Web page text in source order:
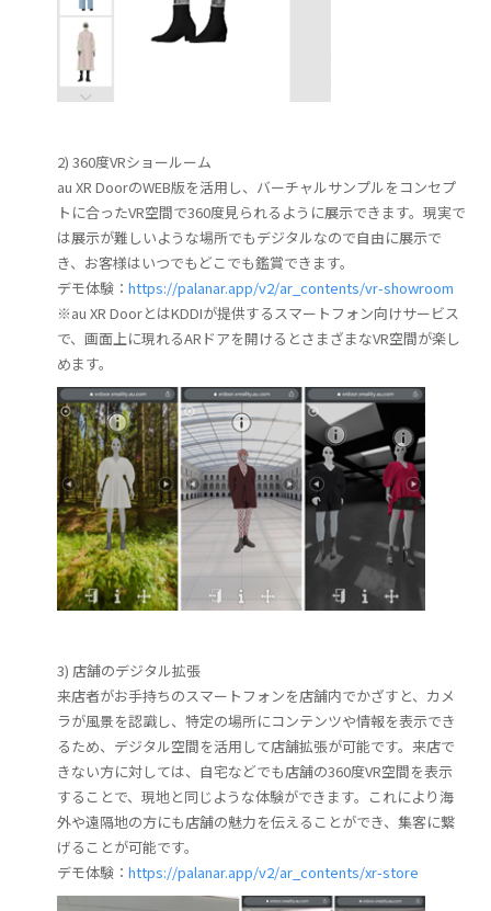
2) 360度VRショールーム
au XR DoorのWEB版を活用し、バーチャルサンプルをコンセプ
トに合ったVR空間で360度見られるように展示できます。現実で
は展示が難しいような場所でもデジタルなので自由に展示で
き、お客様はいつでもどこでも鑑賞できます。
デモ体験：https://palanar.app/v2/ar_contents/vr-showroom
※au XR DoorとはKDDIが提供するスマートフォン向けサービス
で、画面上に現れるARドアを開けるとさまざまなVR空間が楽し
めます。
3) 店舗のデジタル拡張
来店者がお手持ちのスマートフォンを店舗内でかざすと、カメ
ラが風景を認識し、特定の場所にコンテンツや情報を表示でき
るため、デジタル空間を活用して店舗拡張が可能です。来店で
きない方に対しては、自宅などでも店舗の360度VR空間を表示
することで、現地と同じような体験ができます。これにより海
外や遠隔地の方にも店舗の魅力を伝えることができ、集客に繋
げることが可能です。
デモ体験：https://palanar.app/v2/ar_contents/xr-store